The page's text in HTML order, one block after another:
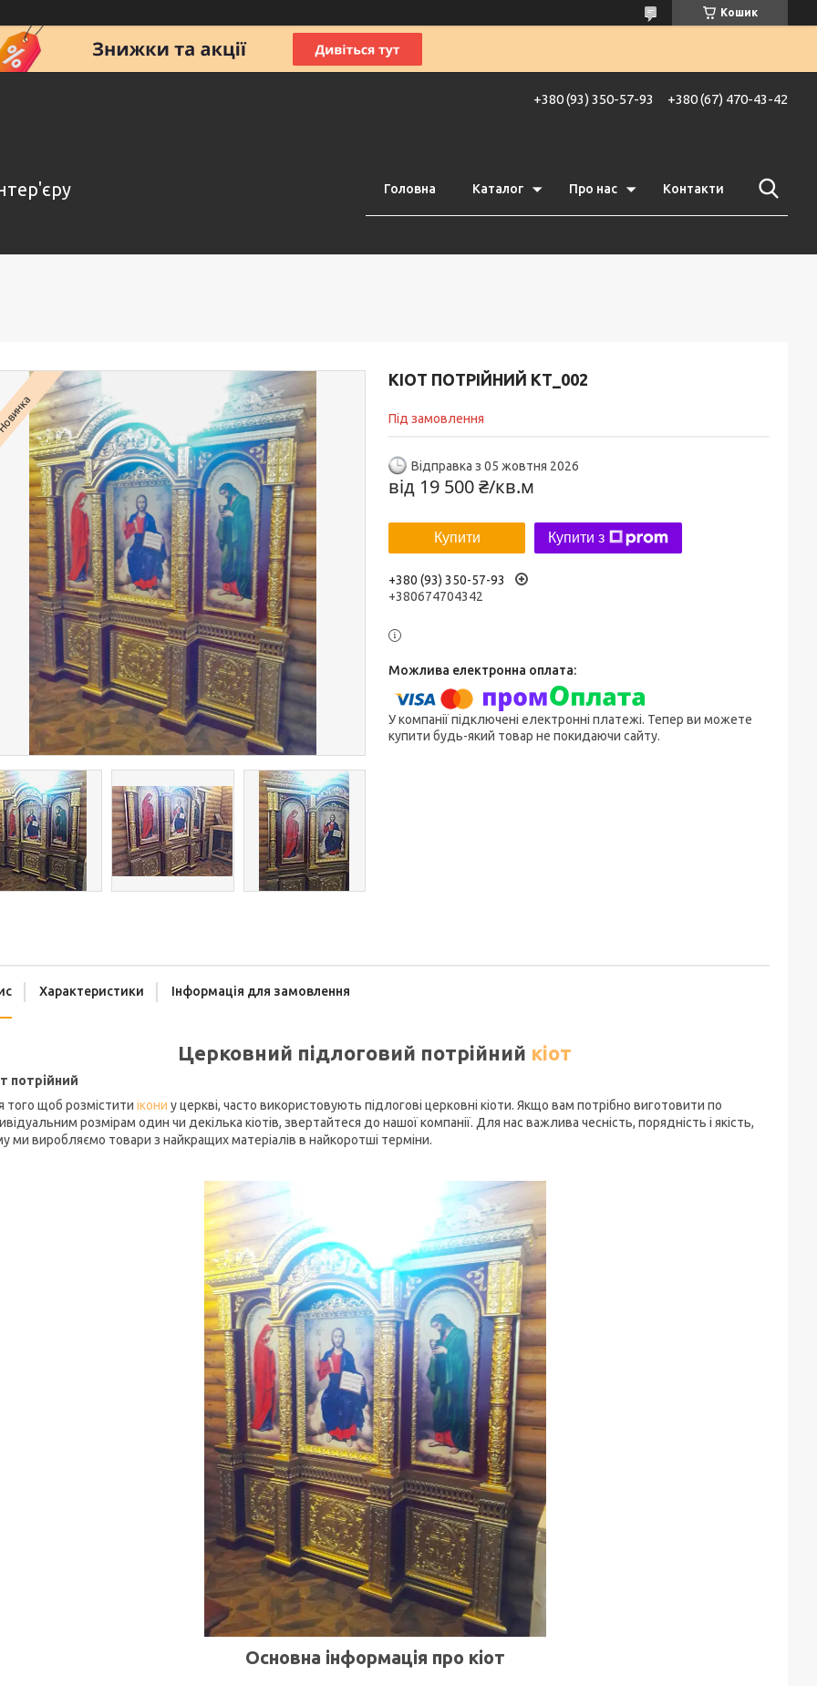
Кошик
+380 (93) 350-57-93 +380 (67) 470-43-42
Головна Каталог Про нас Контакти
КІОТ ПОТРІЙНИЙ KT_002
Під замовлення
Відправка з 05 жовтня 2026
від 19 500 ₴/кв.м
Купити Купити з
+380 (93) 350-57-93
+380674704342
У компанії підключені електронні платежі. Тепер ви можете
купити будь-який товар не покидаючи сайту.
Характеристики Інформація для замовлення
Церковний підлоговий потрійний кіот
потрійний
того щоб розмістити ікони у церкві, часто використовують підлогові церковні кіоти. Якщо вам потрібно виготовити по
розмірам один чи декілька кіотів, звертайтеся до нашої компанії. Для нас важлива чесність, порядність і якість,
ми виробляємо товари з найкращих матеріалів в найкоротші терміни.
Основна інформація про кіот